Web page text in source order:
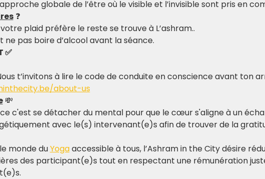
globale de l’être où le visible et l’invisible sont pris en
❓
plaid préfère le reste se trouve à L’ashram..
pas boire d’alcool avant la séance.
✅
t’invitons à lire le code de conduite en conscience avant ton
about-us
💸
c'est se détacher du mental pour que le cœur s'aligne à un
avec le(s) intervenant(e)s afin de trouver de la
monde du Yoga accessible à tous, l’Ashram in the City désire
des participant(e)s tout en respectant une rémunération